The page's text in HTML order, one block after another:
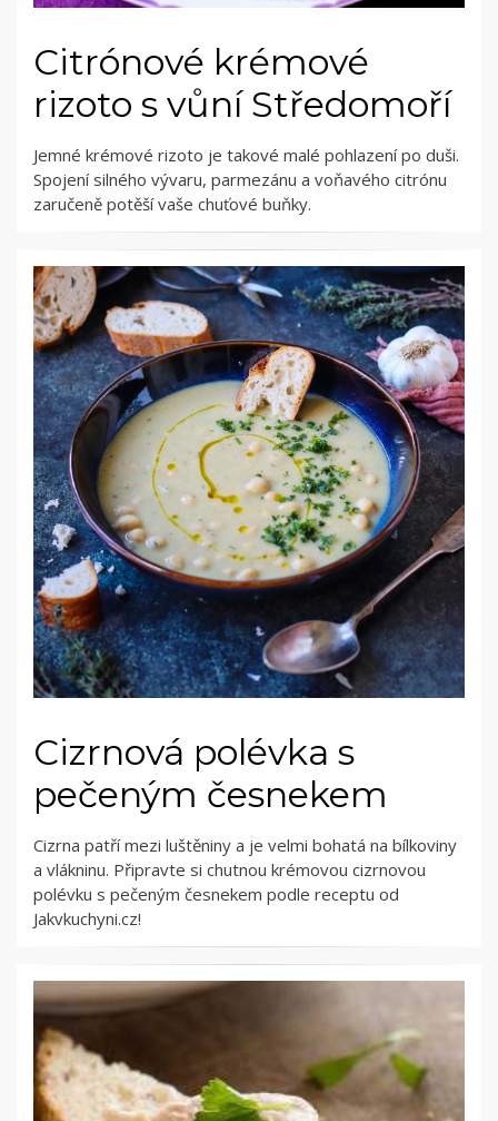
Citrónové krémové
rizoto s vůní Středomoří
Jemné krémové rizoto je takové malé pohlazení po duši.
Spojení silného vývaru, parmezánu a voňavého citrónu
zaručeně potěší vaše chuťové buňky.
Cizrnová polévka s
pečeným česnekem
Cizrna patří mezi luštěniny a je velmi bohatá na bílkoviny
a vlákninu. Připravte si chutnou krémovou cizrnovou
polévku s pečeným česnekem podle receptu od
Jakvkuchyni.cz!